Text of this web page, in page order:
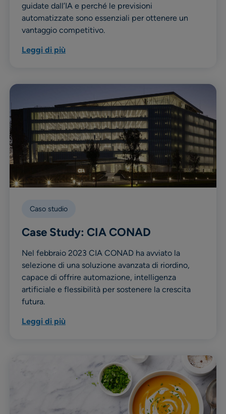
guidate dall’IA e perché le previsioni
automatizzate sono essenziali per ottenere un
vantaggio competitivo.
Leggi di più
Caso studio
Case Study: CIA CONAD
Nel febbraio 2023 CIA CONAD ha avviato la
selezione di una soluzione avanzata di riordino,
capace di offrire automazione, intelligenza
artificiale e flessibilità per sostenere la crescita
futura.
Leggi di più